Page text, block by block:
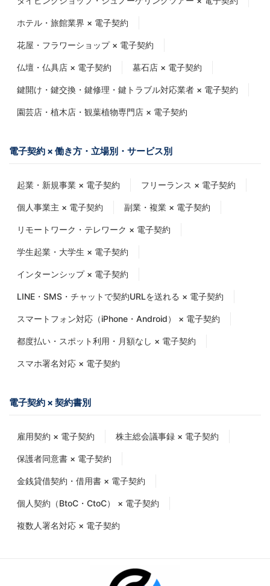
ホテル・旅館業界 × 電子契約
花屋・フラワーショップ × 電子契約
仏壇・仏具店 × 電子契約 墓石店 × 電子契約
鍵開け・鍵交換・鍵修理・鍵トラブル対応業者 × 電子契約
園芸店・植木店・観葉植物専門店 × 電子契約
電子契約 × 働き方・立場別・サービス別
起業・新規事業 × 電子契約 フリーランス × 電子契約
個人事業主 × 電子契約 副業・複業 × 電子契約
リモートワーク・テレワーク × 電子契約
学生起業・大学生 × 電子契約
インターンシップ × 電子契約
LINE・SMS・チャットで契約URLを送れる × 電子契約
スマートフォン対応（iPhone・Android） × 電子契約
都度払い・スポット利用・月額なし × 電子契約
スマホ署名対応 × 電子契約
電子契約 × 契約書別
雇用契約 × 電子契約 株主総会議事録 × 電子契約
保護者同意書 × 電子契約
金銭貸借契約・借用書 × 電子契約
個人契約（BtoC・CtoC） × 電子契約
複数人署名対応 × 電子契約